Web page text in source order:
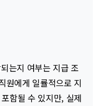
는지 여부는 지급 조
원에게 일률적으로 지
함될 수 있지만, 실제